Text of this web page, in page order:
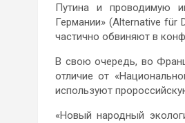
Путина и проводимую
Германии» (Alternative für
частично обвиняют в
В свою очередь, во
отличие от
используют
«Новый народный